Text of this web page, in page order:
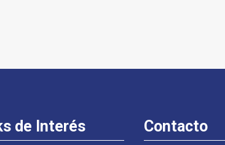
de Interés Contacto